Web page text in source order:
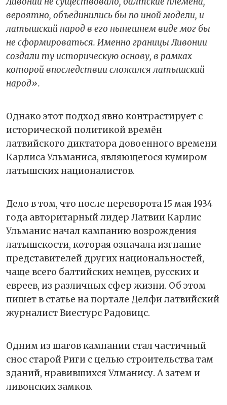
вероятно, объединились бы по иной модели, и
латышский народ в его нынешнем виде мог бы
не сформироваться. Именно границы Ливонии
создали ту историческую основу, в рамках
которой впоследствии сложился латышский
народ».
Однако этот подход явно контрастирует с
исторической политикой времён
латвийского диктатора довоенного времени
Карлиса Ульманиса, являющегося кумиром
латышских националистов.
Дело в том, что после переворота 15 мая 1934
года авторитарный лидер Латвии Карлис
Ульманис начал кампанию возрождения
латышскости, которая означала изгнание
представителей других национальностей,
чаще всего балтийских немцев, русских и
евреев, из различных сфер жизни. Об этом
пишет в статье на портале Делфи латвийский
журналист Виестурс Радовицс.
Одним из шагов кампании стал частичный
снос старой Риги с целью строительства там
зданий, нравившихся Улманису. А затем и
ливонских замков.